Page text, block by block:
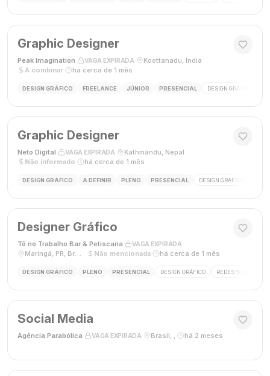
Graphic Designer
Peak Imagination VAGA EXPIRADA Koottanadu, Índia
A combinar
há cerca de 1 mês
DESIGN GRÁFICO FREELANCE JÚNIOR PRESENCIAL DESIGN GRÁFICO
Graphic Designer
Neto Digital VAGA EXPIRADA Kathmandu, Nepal
Não informado
há cerca de 1 mês
DESIGN GRÁFICO A DEFINIR PLENO PRESENCIAL DESIGN GRÁFICO
Designer Gráfico
Tô no Trabalho Bar & Petiscaria VAGA EXPIRADA
Maringá, PR, Brasil
Não mencionada há cerca de 1 mês
DESIGN GRÁFICO PLENO PRESENCIAL DESIGN GRÁFICO REDES SOCIAIS
Social Media
Agência Parabólica VAGA EXPIRADA Brasil, , há 2 meses